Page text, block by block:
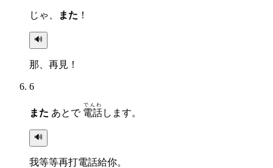
じゃ、 また ！
🔊
那、再見！
6
また あとで 電話
でんわ
します。
🔊
我等等再打電話給你。